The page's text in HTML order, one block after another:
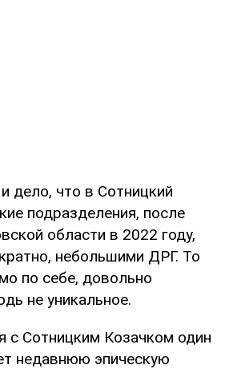
дело, что в Сотницкий
подразделения, после
области в 2022 году,
небольшими ДРГ. То
по себе, довольно
не уникальное.
с Сотницким Козачком один
недавнюю эпическую